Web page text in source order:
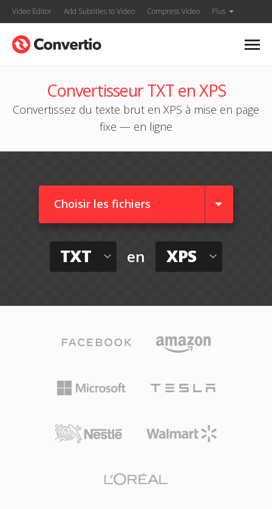
Video Editor Add Subtitles to Video Compress Video Plus
Convertisseur TXT en XPS
Convertissez du texte brut en XPS à mise en page
fixe — en ligne
Choisir les fichiers
TXT en XPS